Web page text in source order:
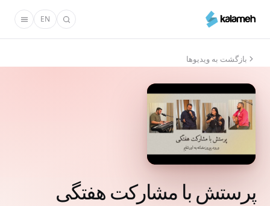
محتوای
EN
بازگشت به ویدیوها
پرستش با مشارکت هفتگی